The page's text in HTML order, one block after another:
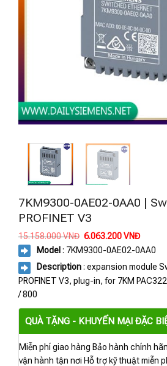
7KM9300-0AE02-0AA0 |
PROFINET V3
15.158.000VNĐ Giá
là:
15.158.000 VNĐ.
6.063.200VNĐGiá
tại
là:
Model : 7KM9300-0AE02-0AA0
Description: expansion module
PROFINET V3, plug-in, for 7KM
/ 800
QUÀ TẶNG - KHUYẾN MẠI ĐẶC
Miễn phí giao hàng Bảo hành chính
vận hành tận nơi Hỗ trợ kỹ thuật miễn